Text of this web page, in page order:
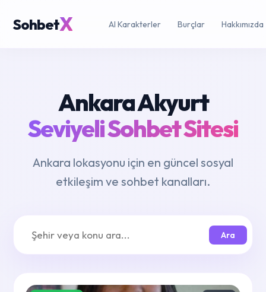
SohbetX AI Karakterler Burçlar Hakkımızda
Ankara Akyurt
Seviyeli Sohbet Sitesi
Ankara lokasyonu için en güncel sosyal
etkileşim ve sohbet kanalları.
Ara